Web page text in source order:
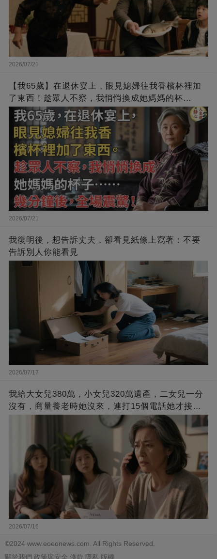
2026/07/21
【我65歲】在退休宴上，眼見媳婦往我香檳杯裡加
了東西！趁眾人不察，我悄悄換成她媽媽的杯
子…… 幾分鐘後，全場震驚！
2026/07/21
我復明後，想告訴丈夫，卻看見紙條上寫著：不要
告訴別人你能看見
2026/07/17
我給大女兒380萬，小女兒320萬遺產，二女兒一分
沒有，商量養老時她沒來，連打15個電話她才接：
2026/07/16
©2024 www.eoeonews.com. All Rights Reserved.
關於我們 政策與安全 條款 隱私 版權